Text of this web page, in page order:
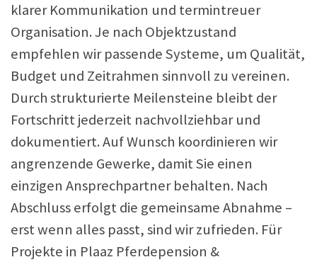
klarer Kommunikation und termintreuer
Organisation. Je nach Objektzustand
empfehlen wir passende Systeme, um Qualität,
Budget und Zeitrahmen sinnvoll zu vereinen.
Durch strukturierte Meilensteine bleibt der
Fortschritt jederzeit nachvollziehbar und
dokumentiert. Auf Wunsch koordinieren wir
angrenzende Gewerke, damit Sie einen
einzigen Ansprechpartner behalten. Nach
Abschluss erfolgt die gemeinsame Abnahme –
erst wenn alles passt, sind wir zufrieden. Für
Projekte in Plaaz Pferdepension &